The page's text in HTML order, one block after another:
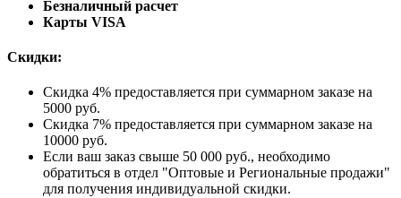
Безналичный расчет
Карты VISA
Скидки:
Скидка 4% предоставляется при суммарном заказе на
5000 руб.
Скидка 7% предоставляется при суммарном заказе на
10000 руб.
Если ваш заказ свыше 50 000 руб., необходимо
обратиться в отдел "Оптовые и Региональные продажи"
для получения индивидуальной скидки.